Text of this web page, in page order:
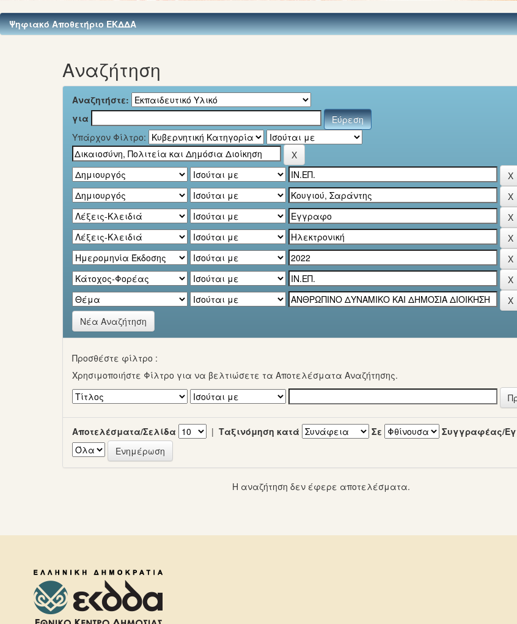
Ψηφιακό Αποθετήριο ΕΚΔΔΑ
Αναζήτηση
Αναζητήστε:
για
Υπάρχον Φίλτρο:
Νέα Αναζήτηση
Προσθέστε φίλτρο :
Χρησιμοποιήστε Φίλτρο για να βελτιώσετε τα Αποτελέσματα Αναζήτησης.
Αποτελέσματα/Σελίδα | Ταξινόμηση κατά Σε Συγγραφέας/
Η αναζήτηση δεν έφερε αποτελέσματα.